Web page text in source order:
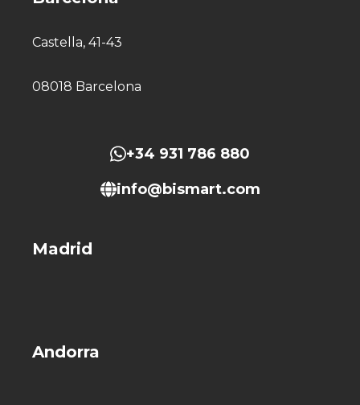
Castella, 41-43
08018 Barcelona
+34 931 786 880
info@bismart.com
Madrid
Andorra